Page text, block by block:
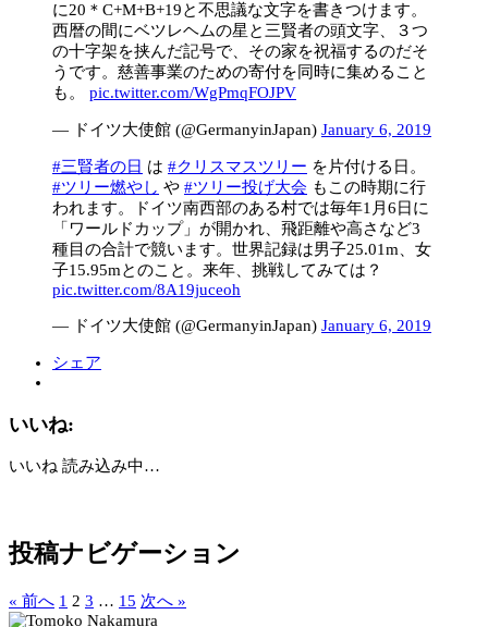
に20＊C+M+B+19と不思議な文字を書きつけます。
西暦の間にベツレヘムの星と三賢者の頭文字、３つ
の十字架を挟んだ記号で、その家を祝福するのだそ
うです。慈善事業のための寄付を同時に集めること
も。 pic.twitter.com/WgPmqFOJPV
— ドイツ大使館 (@GermanyinJapan) January 6, 2019
#三賢者の日 は #クリスマスツリー を片付ける日。
#ツリー燃やし や #ツリー投げ大会 もこの時期に行
われます。ドイツ南西部のある村では毎年1月6日に
「ワールドカップ」が開かれ、飛距離や高さなど3
種目の合計で競います。世界記録は男子25.01m、女
子15.95mとのこと。来年、挑戦してみては？
pic.twitter.com/8A19juceoh
— ドイツ大使館 (@GermanyinJapan) January 6, 2019
シェア
いいね:
いいね 読み込み中…
投稿ナビゲーション
« 前へ 1 2 3 … 15 次へ »